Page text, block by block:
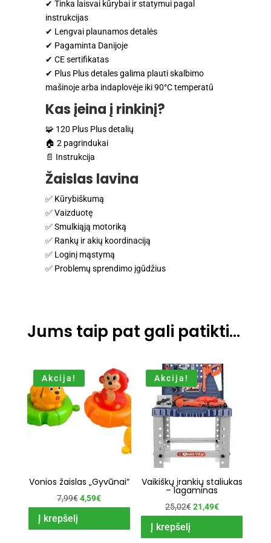
✔ Tinka laisvai kūrybai ir statymui pagal
instrukcijas
✔ Lengvai plaunamos detalės
✔ Pagaminta Danijoje
✔ CE sertifikatas
✔ Plus Plus detales galima plauti skalbimo
mašinoje arba indaplovėje iki 90°C temperatū
Kas įeina į rinkinį?
🧩 120 Plus Plus detalių
🏠 2 pagrindukai
📄 Instrukcija
Žaislas lavina
✅ Kūrybiškumą
✅ Vaizduotę
✅ Smulkiąją motoriką
✅ Rankų ir akių koordinaciją
✅ Loginį mąstymą
✅ Problemų sprendimo įgūdžius
Jums taip pat gali patikti…
Akcija!
Vonios žaislas „Gyvūnai“
7,99€Original
was:
4,59€Current
is:
Į krepšelį
Akcija!
Vaikiškų įrankių staliukas
– lagaminas
25,02€ Original
was:
21,49€Current
is:
Į krepšelį